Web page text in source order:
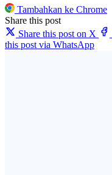
Tambahkan ke Chrome
Share this post
Share this post on X
this post via WhatsApp